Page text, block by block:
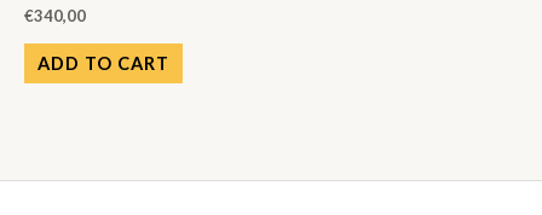
€340,00
ADD TO CART